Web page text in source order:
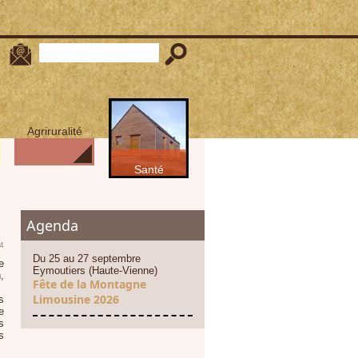
Agriruralité
Santé
Agenda
Du 25 au 27 septembre
Eymoutiers (Haute-Vienne)
Fête de la Montagne
Limousine 2026